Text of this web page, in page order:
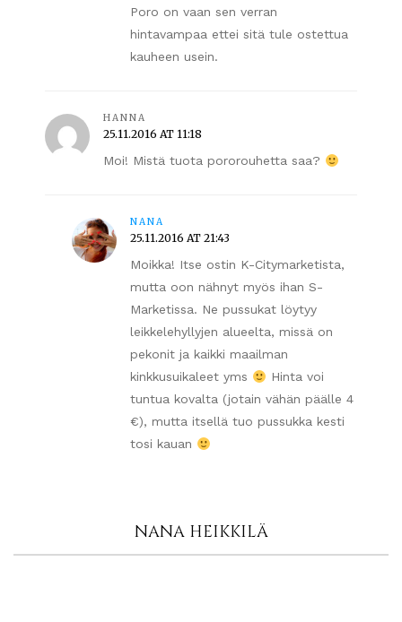
Poro on vaan sen verran
hintavampaa ettei sitä tule ostettua
kauheen usein.
HANNA
25.11.2016 AT 11:18
Moi! Mistä tuota pororouhetta saa?
NANA
25.11.2016 AT 21:43
Moikka! Itse ostin K-Citymarketista,
mutta oon nähnyt myös ihan S-
Marketissa. Ne pussukat löytyy
leikkelehyllyjen alueelta, missä on
pekonit ja kaikki maailman
kinkkusuikaleet yms
Hinta voi
tuntua kovalta (jotain vähän päälle 4
€), mutta itsellä tuo pussukka kesti
tosi kauan
NANA HEIKKILÄ